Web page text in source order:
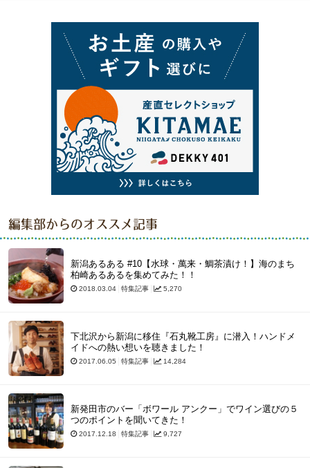
編集部からのオススメ記事
新潟あるある #10【水球・萬来・鯛茶漬け！】海のまち
柏崎あるあるを集めてみた！！
2018.03.04 特集記事 5,270
下北沢から新潟に移住『石丸靴工房』に潜入！ハンドメ
イドへの熱い想いを聴きました！
2017.06.05 特集記事 14,284
新発田市のバー「ボワール アンクー」でワイン選びの５
つのポイントを聞いてきた！
2017.12.18 特集記事 9,727